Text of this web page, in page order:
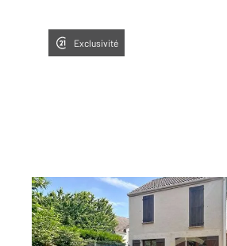
Exclusivité
VAUREAL 95
88 m2, 5 pièces
Ref : 2459